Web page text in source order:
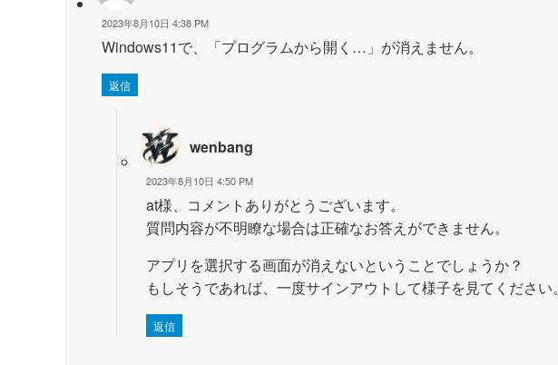
2023年8月10日 4:38 PM
Windows11で、「プログラムから開く…」が消えません。
返信
wenbang
2023年8月10日 4:50 PM
at様、コメントありがとうございます。
質問内容が不明瞭な場合は正確なお答えができません。
アプリを選択する画面が消えないということでしょうか？
もしそうであれば、一度サインアウトして様子を見てください。
返信